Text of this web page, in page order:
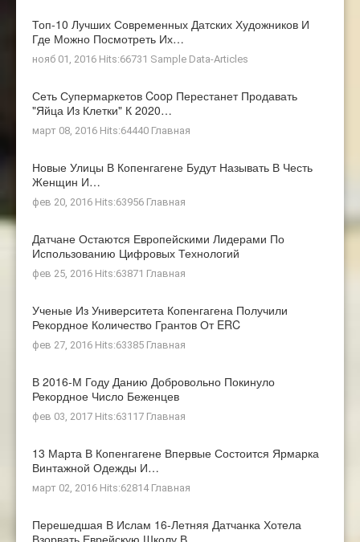
Топ-10 Лучших Современных Датских Художников И
Где Можно Посмотреть Их…
нояб 01, 2016 Hits:66731 Sample Data-Articles
Сеть Супермаркетов Coop Перестанет Продавать
"яйца Из Клетки" К 2020…
март 08, 2016 Hits:64440 Главная
Новые Улицы В Копенгагене Будут Называть В Честь
Женщин И…
фев 20, 2016 Hits:63956 Главная
Датчане Остаются Европейскими Лидерами По
Использованию Цифровых Технологий
фев 25, 2016 Hits:63871 Главная
Ученые Из Университета Копенгагена Получили
Рекордное Количество Грантов От ERC
фев 27, 2016 Hits:63385 Главная
В 2016-М Году Данию Добровольно Покинуло
Рекордное Число Беженцев
фев 03, 2017 Hits:63117 Главная
13 Марта В Копенгагене Впервые Состоится Ярмарка
Винтажной Одежды И…
март 02, 2016 Hits:62814 Главная
Перешедшая В Ислам 16-Летняя Датчанка Хотела